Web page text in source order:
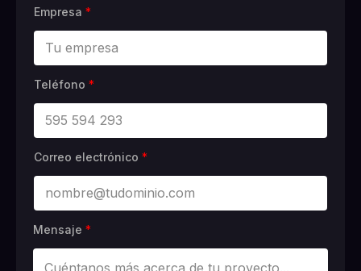
Empresa *
Teléfono *
Correo electrónico *
Mensaje *